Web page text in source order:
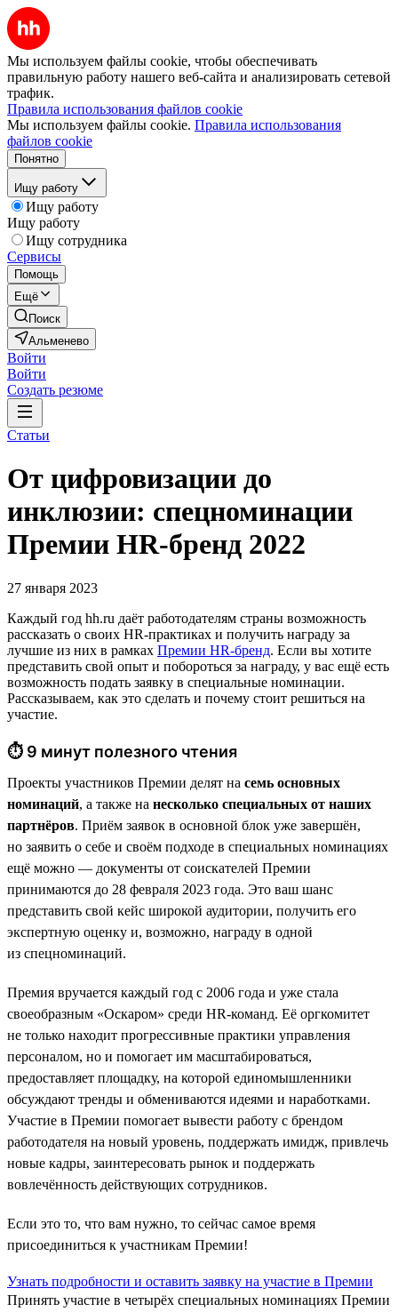
Мы используем файлы cookie, чтобы обеспечивать
правильную работу нашего веб-сайта и анализировать сетевой
трафик.
Правила использования файлов cookie
Мы используем файлы cookie. Правила использования
файлов cookie
Понятно
Ищу работу
Ищу работу
Ищу работу
Ищу сотрудника
Сервисы
Помощь
Ещё
Поиск
Альменево
Войти
Войти
Создать резюме
Статьи
От цифровизации до
инклюзии: спецноминации
Премии HR-бренд 2022
27 января 2023
Каждый год hh.ru даёт работодателям страны возможность
рассказать о своих HR-практиках и получить награду за
лучшие из них в рамках Премии HR-бренд. Если вы хотите
представить свой опыт и побороться за награду, у вас ещё есть
возможность подать заявку в специальные номинации.
Рассказываем, как это сделать и почему стоит решиться на
участие.
⏱ 9 минут полезного чтения
Проекты участников Премии делят на семь основных
номинаций, а также на несколько специальных от наших
партнёров. Приём заявок в основной блок уже завершён,
но заявить о себе и своём подходе в специальных номинациях
ещё можно — документы от соискателей Премии
принимаются до 28 февраля 2023 года. Это ваш шанс
представить свой кейс широкой аудитории, получить его
экспертную оценку и, возможно, награду в одной
из спецноминаций.
Премия вручается каждый год с 2006 года и уже стала
своеобразным «Оскаром» среди HR-команд. Её оргкомитет
не только находит прогрессивные практики управления
персоналом, но и помогает им масштабироваться,
предоставляет площадку, на которой единомышленники
обсуждают тренды и обмениваются идеями и наработками.
Участие в Премии помогает вывести работу с брендом
работодателя на новый уровень, поддержать имидж, привлечь
новые кадры, заинтересовать рынок и поддержать
вовлечённость действующих сотрудников.
Если это то, что вам нужно, то сейчас самое время
присоединиться к участникам Премии!
Узнать подробности и оставить заявку на участие в Премии
Принять участие в четырёх специальных номинациях Премии